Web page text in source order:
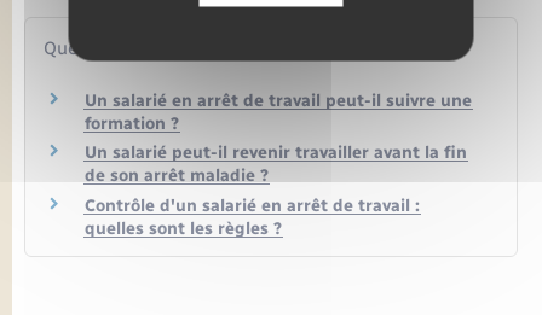
Questions ? Réponses !
Un salarié en arrêt de travail peut-il suivre une
formation ?
Un salarié peut-il revenir travailler avant la fin
de son arrêt maladie ?
Contrôle d'un salarié en arrêt de travail :
quelles sont les règles ?